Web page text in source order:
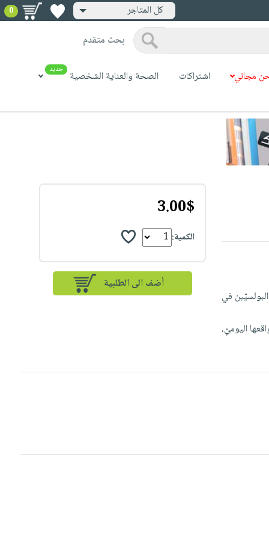
كل المتاجر 0
بحث متقدم
مجاني اشتراكات الصحة والعناية الشخصية جديد
بدأ صدورها عام 1956 بهمّة الآباء البولسيّين في
اليوميّ،
3.00$
الكمية:
أضف الى الطلبية